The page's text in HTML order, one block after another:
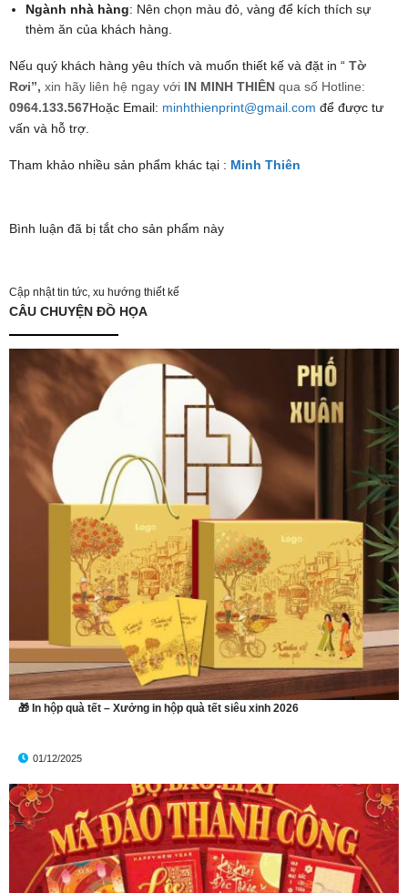
Ngành nhà hàng: Nên chọn màu đỏ, vàng để kích thích sự
thèm ăn của khách hàng.
Nếu quý khách hàng yêu thích và muốn thiết kế và đặt in “ Tờ
Rơi”, xin hãy liên hệ ngay với IN MINH THIÊNqua số Hotline:
0964.133.567Hoặc Email: minhthienprint@gmail.com để được tư
vấn và hỗ trợ.
Tham khảo nhiều sản phẩm khác tại : Minh Thiên
Bình luận đã bị tắt cho sản phẩm này
Cập nhật tin tức, xu hướng thiết kế
CÂU CHUYỆN ĐỒ HỌA
🎁 In hộp quà tết – Xưởng in hộp quà tết siêu xinh 2026
01/12/2025